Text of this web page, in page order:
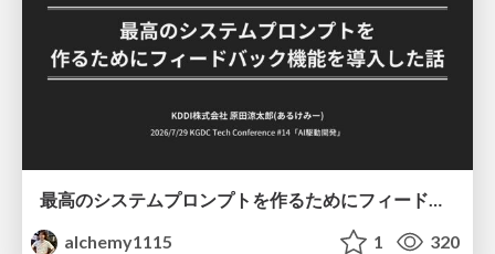
最高のシステムプロンプトを作るためにフィードバック機能を導入した話
alchemy1115
1 320